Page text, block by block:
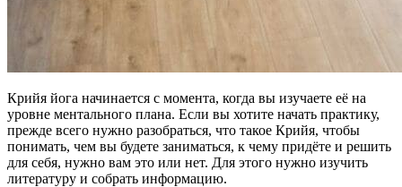
Крийя йога начинается с момента, когда вы изучаете её на
уровне ментального плана. Если вы хотите начать практику,
прежде всего нужно разобраться, что такое Крийя, чтобы
понимать, чем вы будете заниматься, к чему придёте и решить
для себя, нужно вам это или нет. Для этого нужно изучить
литературу и собрать информацию.